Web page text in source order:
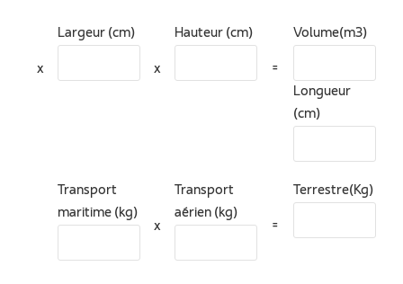
Volume(m3)
=
Hauteur (cm)
x
Largeur (cm)
x
Longueur
(cm)
Terrestre(Kg)
=
Transport
aérien (kg)
x
Transport
maritime (kg)